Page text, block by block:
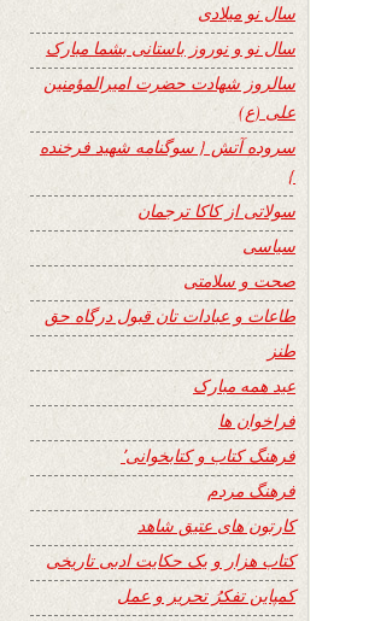
سال نو میلادی
سال نو و نوروز باستانی بشما مبارک
سالروز شهادت حضرت امیرالمؤمنین
علی (ع)
سروده آتش { سوگنامه شهید فرخنده
}
سولاتی از کاکا ترجمان
سیاسی
صحت و سلامتی
طاعات و عبادات تان قبول درگاه حق
طنز
عید همه مبارک
فراخوان ها
فرهنگ کتاب و کتابخوانی٬
فرهنگ مردم
کارتون های عتیق شاهد
کتاب هزار و یک حکایت ادبی تاریخی
کمپاین تفکرُ تحریر و عمل